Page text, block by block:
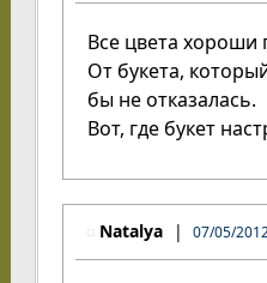
Все цвета хороши
От букета,
бы не отказалась.
Вот, где букет
Natalya 07/05/